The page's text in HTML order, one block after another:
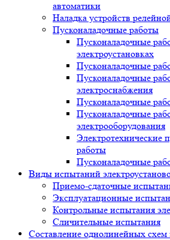
автоматики
Наладка устройств
Пусконаладочные работы
Пусконаладочные
электроустановках
Пусконаладочные
Пусконаладочные
электроснабжения
Пусконаладочные
Пусконаладочные
электрооборудования
Электротехнические
работы
Пусконаладочные
Виды испытаний
Приемо-сдаточные
Эксплуатационные
Контрольные испытания
Сличительные испытания
Составление однолинейных схем